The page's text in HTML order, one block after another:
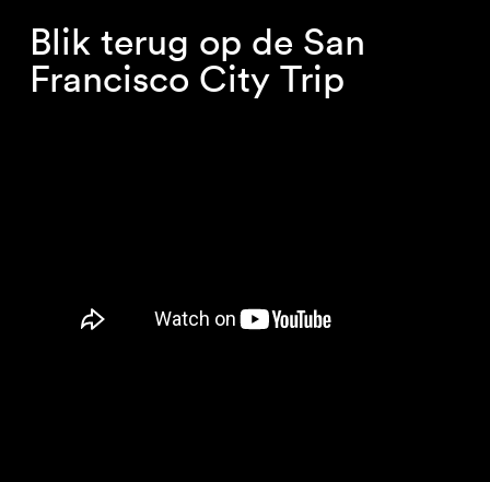
Blik terug op de San
Francisco City Trip